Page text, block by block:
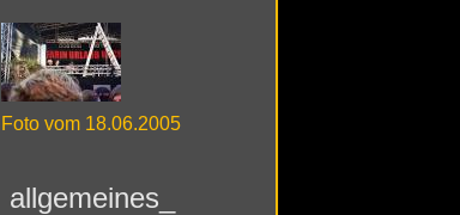
Foto vom 18.06.2005
allgemeines_